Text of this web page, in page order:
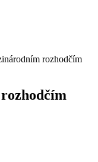
rozhodčím